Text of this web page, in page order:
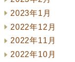
2023年1月
2022年12月
2022年11月
2022年10月